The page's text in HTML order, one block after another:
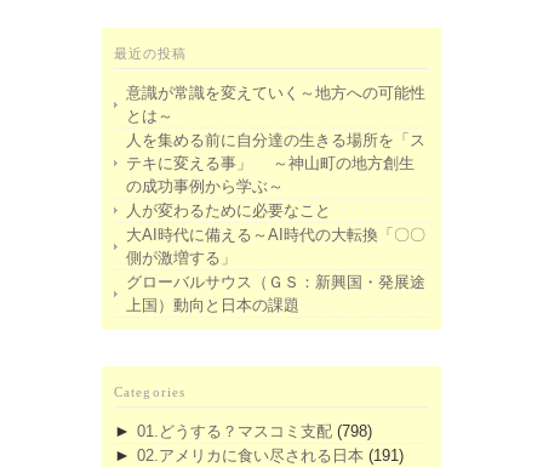
最近の投稿
意識が常識を変えていく～地方への可能性
とは～
人を集める前に自分達の生きる場所を「ス
テキに変える事」 ～神山町の地方創生
の成功事例から学ぶ～
人が変わるために必要なこと
大AI時代に備える～AI時代の大転換「〇〇
側が激増する」
グローバルサウス（ＧＳ：新興国・発展途
上国）動向と日本の課題
Categories
► 01.どうする？マスコミ支配 (798)
► 02.アメリカに食い尽される日本 (191)